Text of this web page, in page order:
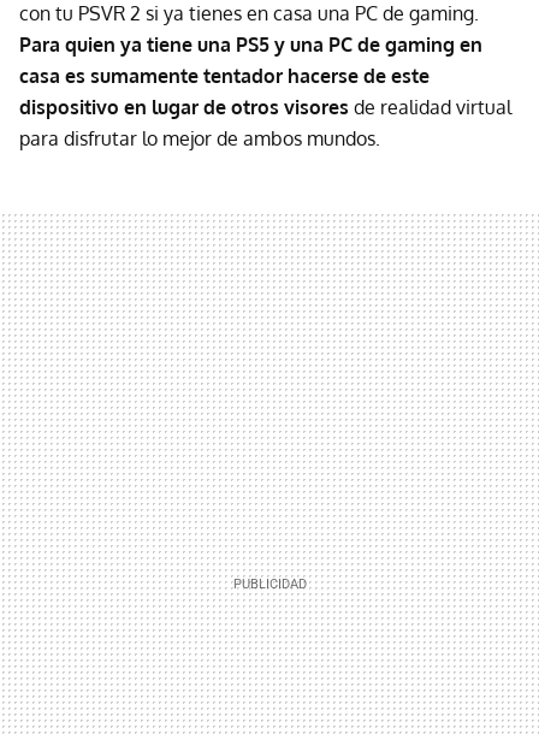
con tu PSVR 2 si ya tienes en casa una PC de gaming.
Para quien ya tiene una PS5 y una PC de gaming en
casa es sumamente tentador hacerse de este
dispositivo en lugar de otros visores de realidad virtual
para disfrutar lo mejor de ambos mundos.